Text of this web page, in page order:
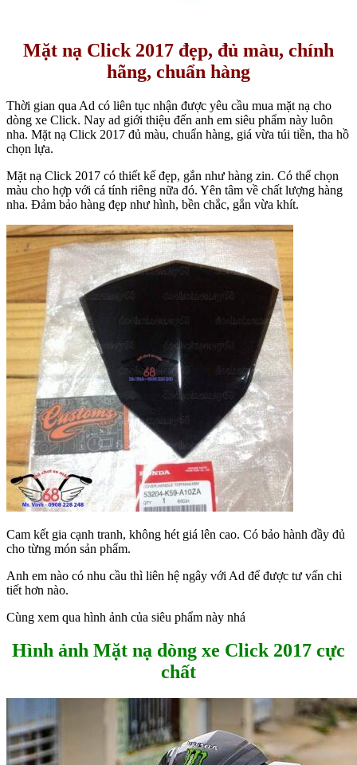
Mặt nạ Click 2017 đẹp, đủ màu, chính
hãng, chuẩn hàng
Thời gian qua Ad có liên tục nhận được yêu cầu mua mặt nạ cho
dòng xe Click. Nay ad giới thiệu đến anh em siêu phẩm này luôn
nha. Mặt nạ Click 2017 đủ màu, chuẩn hàng, giá vừa túi tiền, tha hồ
chọn lựa.
Mặt nạ Click 2017 có thiết kế đẹp, gắn như hàng zin. Có thể chọn
màu cho hợp với cá tính riêng nữa đó. Yên tâm về chất lượng hàng
nha. Đảm bảo hàng đẹp như hình, bền chắc, gắn vừa khít.
Cam kết gia cạnh tranh, không hét giá lên cao. Có bảo hành đầy đủ
cho từng món sản phẩm.
Anh em nào có nhu cầu thì liên hệ ngây với Ad để được tư vấn chi
tiết hơn nào.
Cùng xem qua hình ảnh của siêu phẩm này nhá
Hình ảnh Mặt nạ dòng xe Click 2017 cực
chất